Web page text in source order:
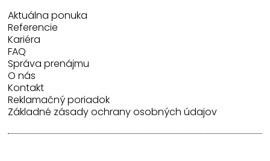
Aktuálna ponuka
Referencie
Kariéra
FAQ
Správa prenájmu
O nás
Kontakt
Reklamačný poriadok
Základné zásady ochrany osobných údajov